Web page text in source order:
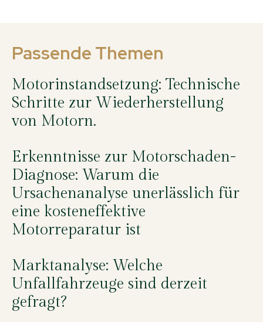
Passende Themen
Motorinstandsetzung: Technische
Schritte zur Wiederherstellung
von Motorn.
Erkenntnisse zur Motorschaden-
Diagnose: Warum die
Ursachenanalyse unerlässlich für
eine kosteneffektive
Motorreparatur ist
Marktanalyse: Welche
Unfallfahrzeuge sind derzeit
gefragt?